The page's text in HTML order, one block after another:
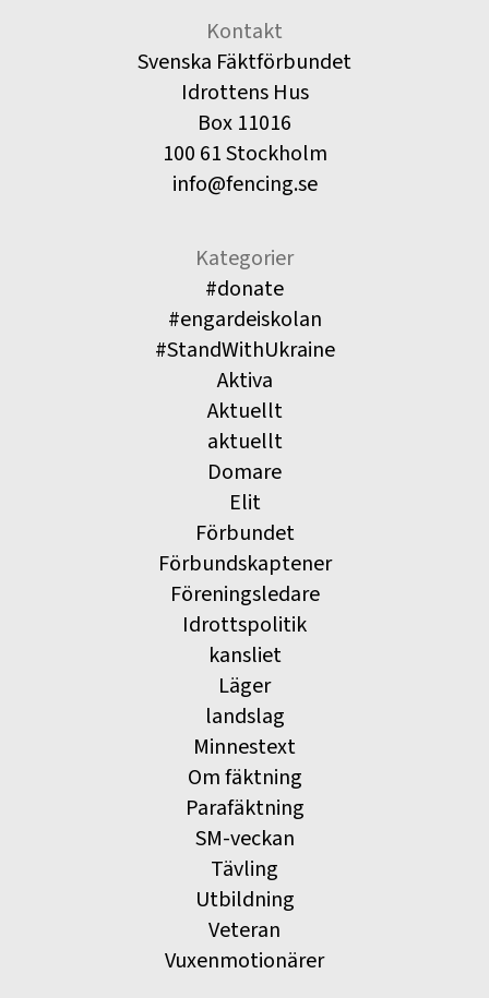
Kontakt
Svenska Fäktförbundet
Idrottens Hus
Box 11016
100 61 Stockholm
info@fencing.se
Kategorier
#donate
#engardeiskolan
#StandWithUkraine
Aktiva
Aktuellt
aktuellt
Domare
Elit
Förbundet
Förbundskaptener
Föreningsledare
Idrottspolitik
kansliet
Läger
landslag
Minnestext
Om fäktning
Parafäktning
SM-veckan
Tävling
Utbildning
Veteran
Vuxenmotionärer